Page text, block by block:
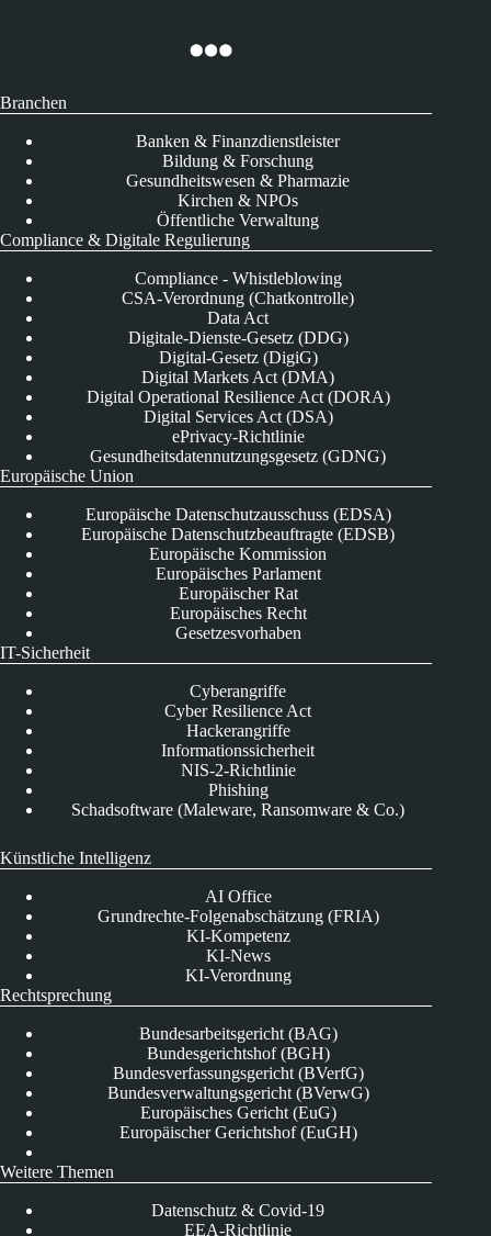
Branchen
Banken & Finanzdienstleister
Bildung & Forschung
Gesundheitswesen & Pharmazie
Kirchen & NPOs
Öffentliche Verwaltung
Compliance & Digitale Regulierung
Compliance - Whistleblowing
CSA-Verordnung (Chatkontrolle)
Data Act
Digitale-Dienste-Gesetz (DDG)
Digital-Gesetz (DigiG)
Digital Markets Act (DMA)
Digital Operational Resilience Act (DORA)
Digital Services Act (DSA)
ePrivacy-Richtlinie
Gesundheitsdatennutzungsgesetz (GDNG)
Europäische Union
Europäische Datenschutzausschuss (EDSA)
Europäische Datenschutzbeauftragte (EDSB)
Europäische Kommission
Europäisches Parlament
Europäischer Rat
Europäisches Recht
Gesetzesvorhaben
IT-Sicherheit
Cyberangriffe
Cyber Resilience Act
Hackerangriffe
Informationssicherheit
NIS-2-Richtlinie
Phishing
Schadsoftware (Maleware, Ransomware & Co.)
Künstliche Intelligenz
AI Office
Grundrechte-Folgenabschätzung (FRIA)
KI-Kompetenz
KI-News
KI-Verordnung
Rechtsprechung
Bundesarbeitsgericht (BAG)
Bundesgerichtshof (BGH)
Bundesverfassungsgericht (BVerfG)
Bundesverwaltungsgericht (BVerwG)
Europäisches Gericht (EuG)
Europäischer Gerichtshof (EuGH)
Weitere Themen
Datenschutz & Covid-19
EEA-Richtlinie